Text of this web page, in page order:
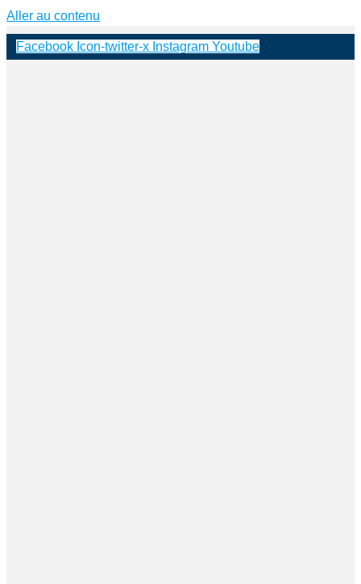
Aller au contenu
Facebook Icon-twitter-x Instagram Youtube